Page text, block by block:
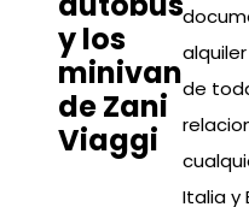
y los
minivan
de Zani
Viaggi
de
Italia y